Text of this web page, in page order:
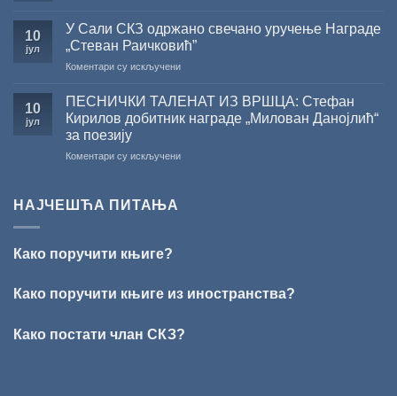
на
српском
2026.
ГОДИНУ
СНИЖЕЊЕ
10
јул
У Сали СКЗ одржано свечано уручење Награде
„Стеван Раичковић”
Коментари су искљученина
Сали
одржано
уручење
10
јул
ПЕСНИЧКИ ТАЛЕНАТ ИЗ ВРШЦА: Стефан
Кирилов добитник награде „Милован Данојлић“
за поезију
Коментари су искљученина
„Милован
поезију
НАЈЧЕШЋА ПИТАЊА
Како поручити књиге?
Како поручити књиге из иностранства?
Како постати члан СКЗ?